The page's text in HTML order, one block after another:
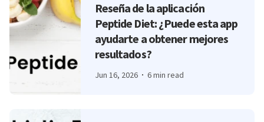
Reseña de la aplicación
Peptide Diet: ¿Puede esta app
ayudarte a obtener mejores
resultados?
Jun 16, 2026 6 min read